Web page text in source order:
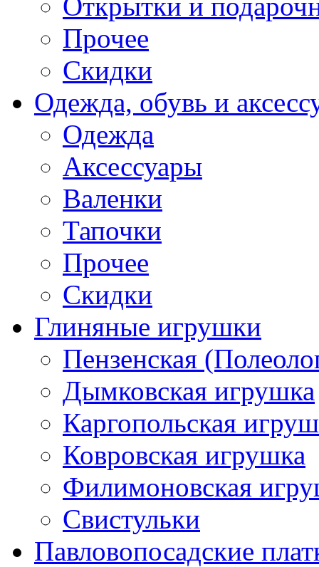
Прочее
Скидки
Одежда, обувь и
Одежда
Аксессуары
Валенки
Тапочки
Прочее
Скидки
Глиняные игрушки
Пензенская
Дымковская игрушка
Каргопольская
Ковровская игрушка
Филимоновская
Свистульки
Павловопосадские